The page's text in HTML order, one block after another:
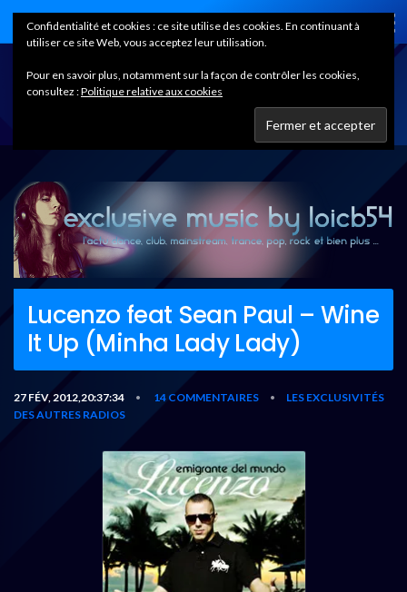
Home
Lucenzo feat Sean Paul – Wine
It Up (Minha Lady Lady)
27 FÉV, 2012,20:37:34 • 14 COMMENTAIRES •
LES EXCLUSIVITÉS
DES AUTRES RADIOS
Confidentialité et cookies : ce site utilise des cookies. En continuant à
utiliser ce site Web, vous acceptez leur utilisation.
Pour en savoir plus, notamment sur la façon de contrôler les cookies,
consultez :Politique relative aux cookies